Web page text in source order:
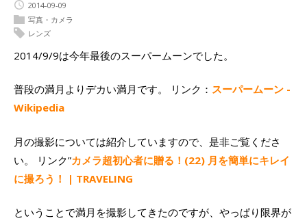
2014-09-09
写真・カメラ
レンズ
2014/9/9は今年最後のスーパームーンでした。
普段の満月よりデカい満月です。 リンク： スーパームーン -
Wikipedia
月の撮影については紹介していますので、是非ご覧くださ
い。 リンク”カメラ超初心者に贈る！(22) 月を簡単にキレイ
に撮ろう！ | TRAVELING
ということで満月を撮影してきたのですが、やっぱり限界が